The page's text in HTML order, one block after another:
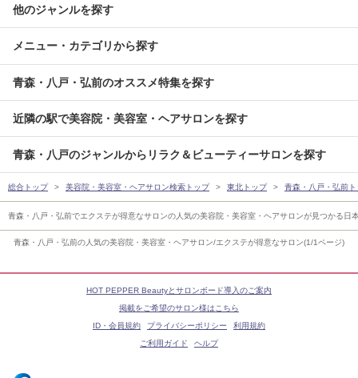
青森・八戸・弘前の人気の美容院・美容室・ヘアサロン/エクステが得意なサロン(1/1ページ)
他のジャンルを探す
メニュー・カテゴリから探す
青森・八戸・弘前のオススメ特集を探す
近隣の駅で美容院・美容室・ヘアサロンを探す
青森・八戸のジャンルからリラク＆ビューティーサロンを探す
総合トップ 美容院・美容室・ヘアサロン検索トップ 東北トップ 青森・八戸・弘前ト
青森・八戸・弘前でエクステが得意なサロンの人気の美容院・美容室・ヘアサロンが見つかる
HOT PEPPER Beautyとサロンボード導入のご案内
掲載をご希望のサロン様はこちら
ID・会員規約
プライバシーポリシー
利用規約
ご利用ガイド
ヘルプ